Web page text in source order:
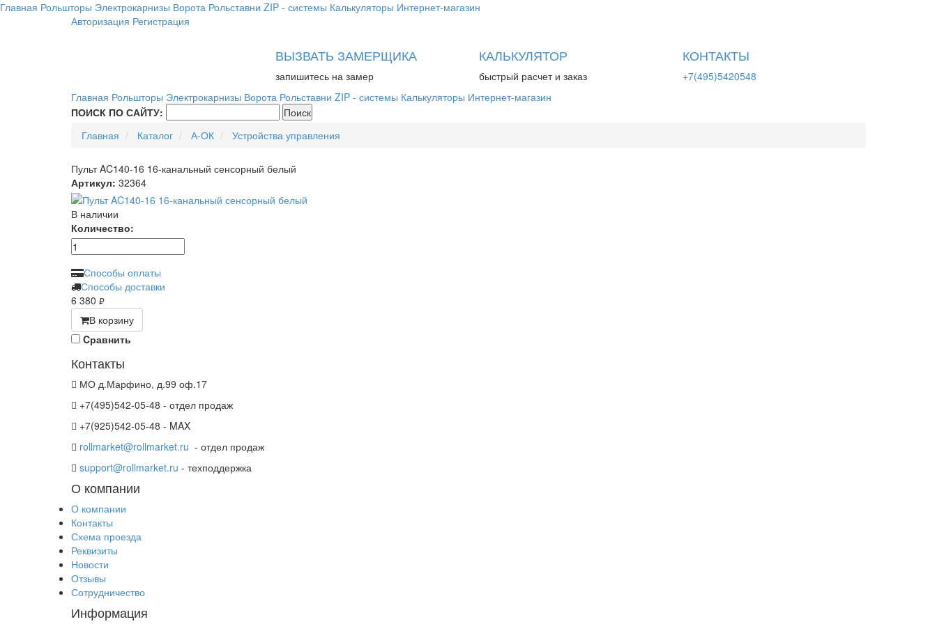
Главная Рольшторы Электрокарнизы Ворота Рольставни ZIP - системы Калькуляторы Интернет-магазин
Авторизация Регистрация
ВЫЗВАТЬ ЗАМЕРЩИКА
запишитесь на замер
КАЛЬКУЛЯТОР
быстрый расчет и заказ
КОНТАКТЫ
+7(495)5420548
Главная Рольшторы Электрокарнизы Ворота Рольставни ZIP - системы Калькуляторы Интернет-магазин
ПОИСК ПО САЙТУ:
Главная
Каталог А-ОК Устройства управления
Пульт AC140-16 16-канальный сенсорный белый
Артикул: 32364
В наличии
Количество:
Способы оплаты
Способы доставки
6 380 руб.
В корзину
Cравнить
Контакты
МО д.Марфино, д.99 оф.17
+7(495)542-05-48 - отдел продаж
+7(925)542-05-48 - MAX
rollmarket@rollmarket.ru - отдел продаж
support@rollmarket.ru - техподдержка
О компании
О компании
Контакты
Схема проезда
Реквизиты
Новости
Отзывы
Сотрудничество
Информация